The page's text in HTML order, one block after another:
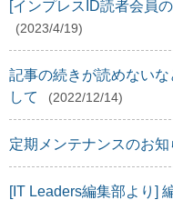
[インプレスID読者会員
(2023/4/19)
記事の続きが読めない
して
(2022/12/14)
定期メンテナンスのお知
[IT Leaders編集部より]